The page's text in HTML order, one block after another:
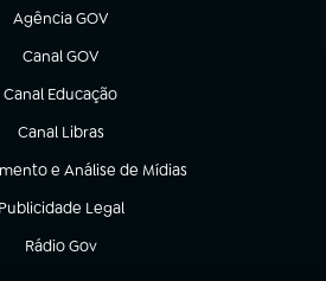
Agência GOV
(abre em nova aba)
Canal GOV
(abre em nova aba)
Canal Educação
(abre em nova aba)
Canal Libras
(abre em nova aba)
e Análise de Mídias
aba)
Publicidade Legal
(abre em nova aba)
Rádio Gov
(abre em nova aba)